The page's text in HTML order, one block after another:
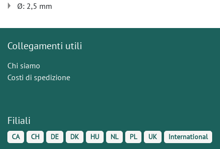
Ø: 2,5 mm
Collegamenti utili
Chi siamo
Costi di spedizione
Filiali
CA CH DE DK HU NL PL UK International